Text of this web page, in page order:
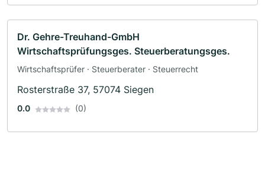
Dr. Gehre-Treuhand-GmbH
Wirtschaftsprüfungsges. Steuerberatungsges.
Wirtschaftsprüfer · Steuerberater · Steuerrecht
Rosterstraße 37, 57074 Siegen
0.0 (0)